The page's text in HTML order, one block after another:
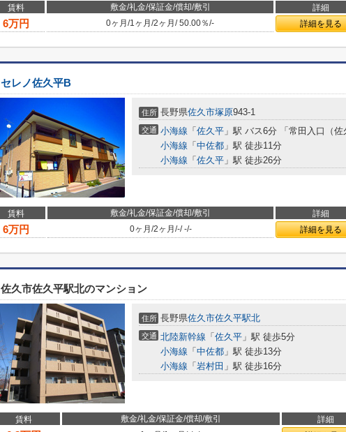
賃料 敷金/礼金/保証金/償却/敷引 詳細
6万円 0ヶ月 /1ヶ月 /2ヶ月 /50.00％/- 詳細を見る
セレノ佐久平B
住所 長野県佐久市塚原943-1
交通 小海線 「 佐久平 」駅 バス6分 「常田入口（
小海線 「 中佐都 」駅 徒歩11分
小海線 「 佐久平 」駅 徒歩26分
賃料 敷金/礼金/保証金/償却/敷引 詳細
6万円 0ヶ月 /2ヶ月 /-/-/- 詳細を見る
佐久市佐久平駅北のマンション
住所 長野県佐久市佐久平駅北
交通 北陸新幹線 「 佐久平 」駅 徒歩5分
小海線 「 中佐都 」駅 徒歩13分
小海線 「 岩村田 」駅 徒歩16分
賃料 敷金/礼金/保証金/償却/敷引 詳細